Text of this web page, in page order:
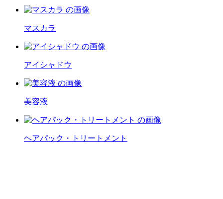
マスカラ
アイシャドウ
美容液
ヘアパック・トリートメント